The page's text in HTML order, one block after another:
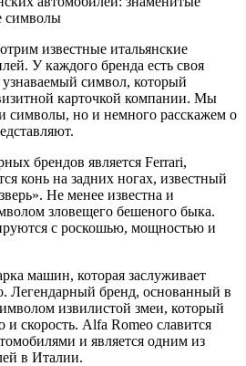
известные итальянские
У каждого бренда есть своя
символ, который
карточкой компании. Мы
символы, но и немного расскажем о
брендов является Ferrari,
конь на задних ногах, известный
Не менее известна и
зловещего бешеного быка.
с роскошью, мощностью и
машин, которая заслуживает
Легендарный бренд, основанный в
извилистой змеи, который
и скорость. Alfa Romeo славится
и является одним из
в Италии.